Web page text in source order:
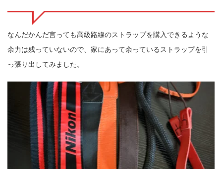
なんだかんだ言っても高級路線のストラップを購入できるような
余力は残っていないので、家にあって余っているストラップを引
っ張り出してみました。